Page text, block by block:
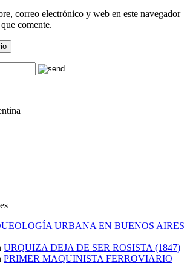
correo electrónico y web en este navegador
comente.
URBANA EN BUENOS AIRES
URQUIZA DEJA DE SER ROSISTA (1847)
PRIMER MAQUINISTA FERROVIARIO